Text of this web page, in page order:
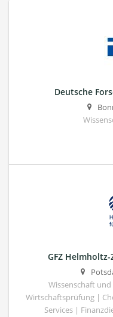
Deutsche
GFZ
Wissenschaft
Wirtschaftsprüfung |
Services |